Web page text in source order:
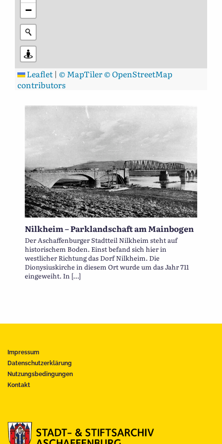
−
Leaflet | © MapTiler© OpenStreetMap
contributors
Nilkheim – Parklandschaft am Mainbogen
Der Aschaffenburger Stadtteil Nilkheim steht auf
historischem Boden. Einst befand sich hier in
westlicher Richtung das Dorf Nilkheim. Die
Dionysiuskirche in diesem Ort wurde um das Jahr 711
eingeweiht. In […]
Impressum
Datenschutzerklärung
Nutzungsbedingungen
Kontakt